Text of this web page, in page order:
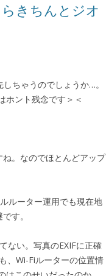
きちんとジオ
ちゃうのでしょうか…。
ホント残念です＞＜
。なのでほとんどアップ
ルーター運用でも現在地
す。
ない。写真のEXIFに正確
、Wi-Fiルーターの位置情